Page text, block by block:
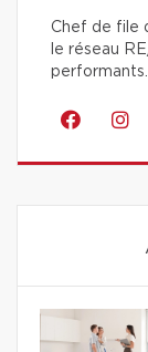
Chef de file
le réseau
performants.